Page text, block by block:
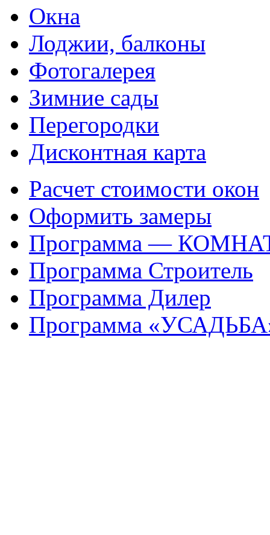
Окна
Лоджии, балконы
Фотогалерея
Зимние сады
Перегородки
Дисконтная карта
Расчет стоимости окон
Оформить замеры
Программа —
Программа Строитель
Программа Дилер
Программа